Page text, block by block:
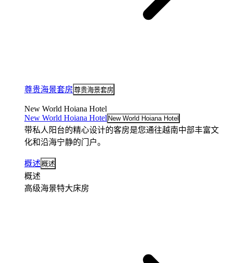
尊贵海景套房 尊贵海景套房
New World Hoiana Hotel
New World Hoiana Hotel New World Hoiana Hotel
带私人阳台的精心设计的客房是您通往越南中部丰富文
化和沿海宁静的门户。
概述 概述
概述
高级海景特大床房